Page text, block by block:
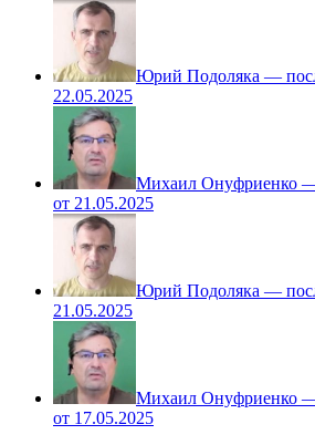
Юрий Подоляка —
22.05.2025
Михаил Онуфриенко
от 21.05.2025
Юрий Подоляка —
21.05.2025
Михаил Онуфриенко
от 17.05.2025